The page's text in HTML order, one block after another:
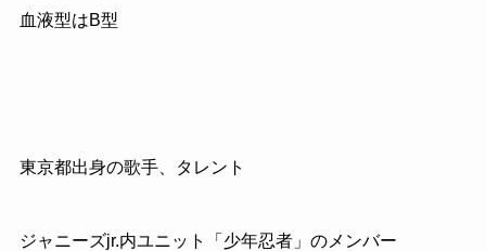
血液型はB型
東京都出身の歌手、タレント
ジャニーズjr.内ユニット「少年忍者」のメンバー